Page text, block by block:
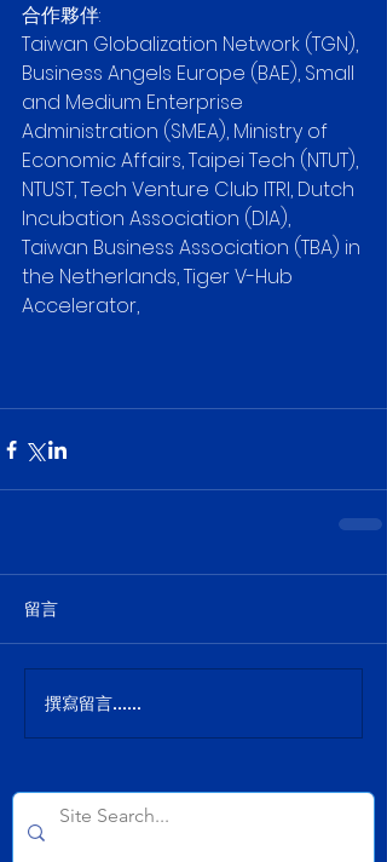
合作夥伴:
Taiwan Globalization Network (TGN),
Business Angels Europe (BAE), Small
and Medium Enterprise
Administration (SMEA), Ministry of
Economic Affairs, Taipei Tech (NTUT),
NTUST, Tech Venture Club ITRI, Dutch
Incubation Association (DIA),
Taiwan Business Association (TBA) in
the Netherlands, Tiger V-Hub
Accelerator,
留言
撰寫留言......